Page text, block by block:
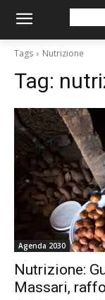
Tags Nutrizione
Tag:
Agenda 2030
Nutrizione:
Massari,